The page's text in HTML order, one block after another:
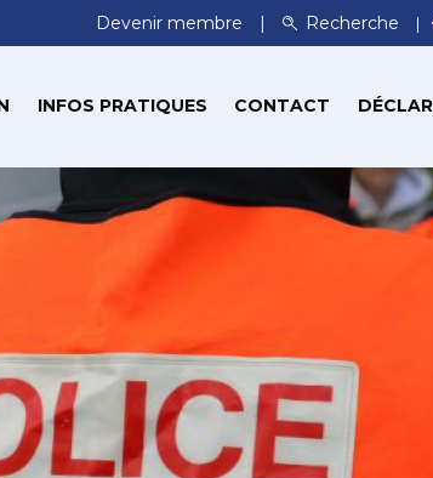
Devenir membre Recherche
INFOS PRATIQUES CONTACT